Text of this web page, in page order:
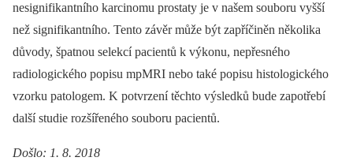
nesignifikantního karcinomu prostaty je v našem souboru vyšší
než signifikantního. Tento závěr může být zapříčiněn několika
důvody, špatnou selekcí pacientů k výkonu, nepřesného
radiologického popisu mpMRI nebo také popisu histologického
vzorku patologem. K potvrzení těchto výsledků bude zapotřebí
další studie rozšířeného souboru pacientů.
Došlo: 1. 8. 2018